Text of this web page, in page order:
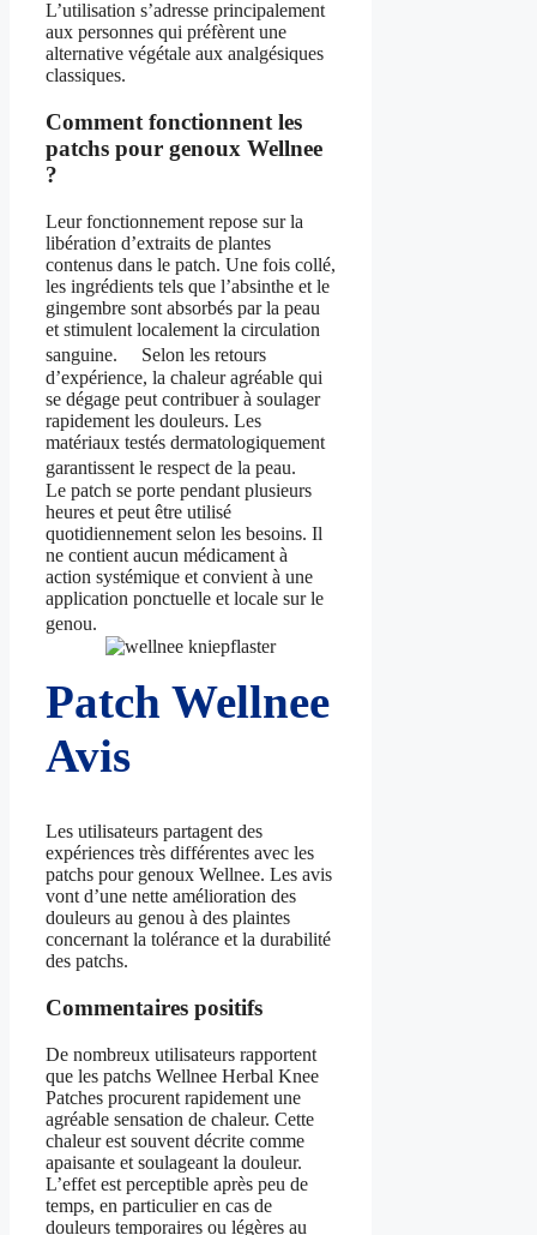
L’utilisation s’adresse principalement
aux personnes qui préfèrent une
alternative végétale aux analgésiques
classiques.
Comment fonctionnent les
patchs pour genoux Wellnee
?
Leur fonctionnement repose sur la
libération d’extraits de plantes
contenus dans le patch. Une fois collé,
les ingrédients tels que l’absinthe et le
gingembre sont absorbés par la peau
et stimulent localement la circulation
sanguine. Selon les retours
d’expérience, la chaleur agréable qui
se dégage peut contribuer à soulager
rapidement les douleurs. Les
matériaux testés dermatologiquement
garantissent le respect de la peau.
Le patch se porte pendant plusieurs
heures et peut être utilisé
quotidiennement selon les besoins. Il
ne contient aucun médicament à
action systémique et convient à une
application ponctuelle et locale sur le
genou.
Patch Wellnee
Avis
Les utilisateurs partagent des
expériences très différentes avec les
patchs pour genoux Wellnee. Les avis
vont d’une nette amélioration des
douleurs au genou à des plaintes
concernant la tolérance et la durabilité
des patchs.
Commentaires positifs
De nombreux utilisateurs rapportent
que les patchs Wellnee Herbal Knee
Patches procurent rapidement une
agréable sensation de chaleur. Cette
chaleur est souvent décrite comme
apaisante et soulageant la douleur.
L’effet est perceptible après peu de
temps, en particulier en cas de
douleurs temporaires ou légères au